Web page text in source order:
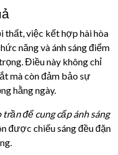
thất, việc kết hợp hài hòa
năng và ánh sáng điểm
Điều này không chỉ
mà còn đảm bảo sự
hằng ngày.
để cung cấp ánh sáng
được chiếu sáng đều đặn